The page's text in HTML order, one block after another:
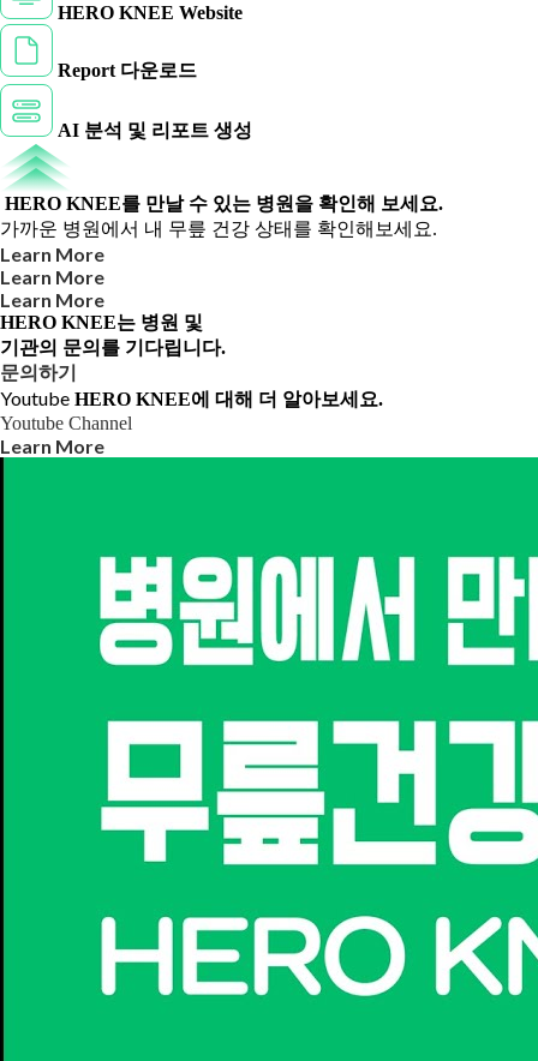
HERO KNEE Website
Report 다운로드
AI 분석 및 리포트 생성
HERO KNEE를 만날 수 있는 병원을 확인해 보세요.
가까운 병원에서 내 무릎 건강 상태를 확인해보세요.
Learn More
Learn More
Learn More
HERO KNEE는 병원 및
기관의 문의를 기다립니다.
문의하기
Youtube HERO KNEE에 대해 더 알아보세요.
Youtube Channel
Learn More